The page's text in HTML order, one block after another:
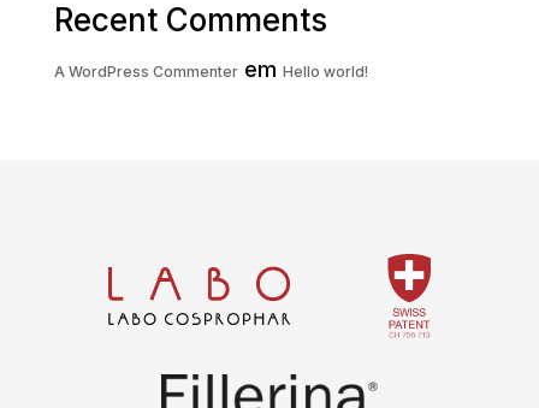
Recent Comments
A WordPress Commenterem Hello world!